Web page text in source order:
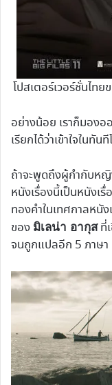
โปสเตอร์เวอร์ชั่นไท
อย่างน้อย เราก็มองอ
เรียกได้ว่าเข้าใจในทั
ถ้าจะพูดถึงผู้กำกับห
หนังเรื่องนี้เป็นหนังเรื่
ทองคำในเทศกาลหนั
ของ มิเลน่า อากุสที่
จนถูกแปลอีก 5 ภาษ